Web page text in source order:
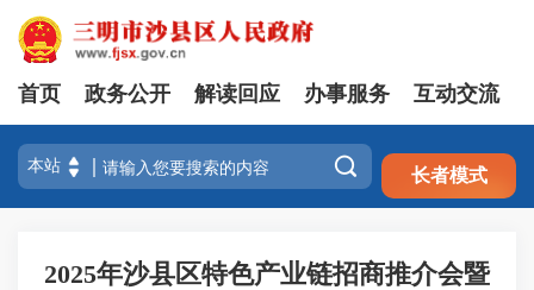
注册 登录
首页 政务公开 解读回应 办事服务 互动交流
 长者模式
2025年沙县区特色产业链招商推介会暨